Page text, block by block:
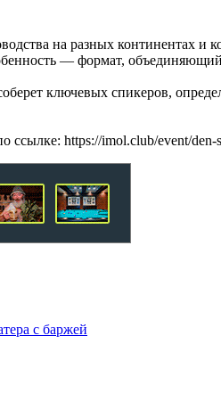
на разных континентах и
— формат,
ключевых спикеров,
https://imol.club/event/den-
с баржей